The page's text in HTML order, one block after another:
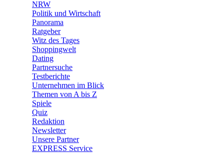
NRW
Politik und Wirtschaft
Panorama
Ratgeber
Witz des Tages
Shoppingwelt
Dating
Partnersuche
Testberichte
Unternehmen im Blick
Themen von A bis Z
Spiele
Quiz
Redaktion
Newsletter
Unsere Partner
EXPRESS Service